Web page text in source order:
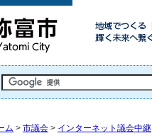
ム > 市議会 > インターネット議会中継